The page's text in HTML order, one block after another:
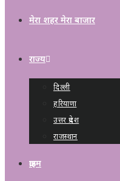
मेरा शहर मेरा बाजार
राज्य
दिल्ली
हरियाणा
उत्तर प्रदेश
राजस्थान
क्राइम